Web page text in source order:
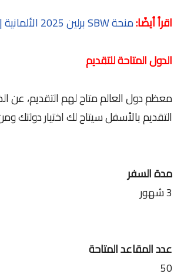
اقرأ أيضًا:منحة SBW برلين 2025 الألمانية | قدم الان
الدول المتاحة للتقديم
معظم دول العالم متاح لهم التقديم، عن
التقديم بالأسفل سيتاح لك اختيار دولتك
مدة السفر
3 شهور
عدد المقاعد المتاحة
50